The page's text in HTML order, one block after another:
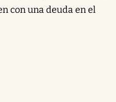
con una deuda en el